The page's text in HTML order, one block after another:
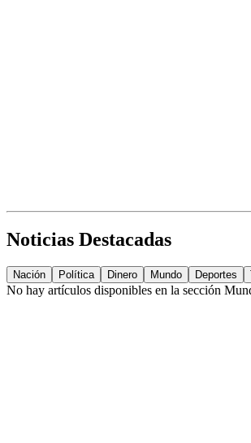
Noticias Destacadas
Nación Política Dinero Mundo Deportes
No hay artículos disponibles en la sección